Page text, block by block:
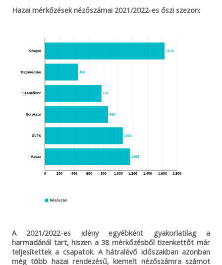
Hazai mérkőzések nézőszámai 2021/2022-es őszi szezon:
1630
450
770
860
1060
1160
0 200 400 600 800 1,000 1,200 1,400 1,600 1,800
Szeged
Tiszakécske
Szentlőrinc
Soroksár
DVTK
Vasas
Nézőszám
A 2021/2022-es idény egyébként gyakorlatilag a
harmadánál tart, hiszen a 38 mérkőzésből tizenkettőt már
teljesítettek a csapatok. A hátralévő időszakban azonban
még több hazai rendezésű, kiemelt nézőszámra számot